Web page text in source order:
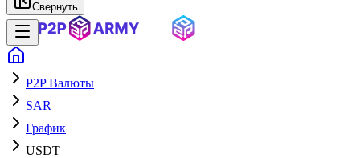
Свернуть
P2P Валюты
SAR
График
USDT